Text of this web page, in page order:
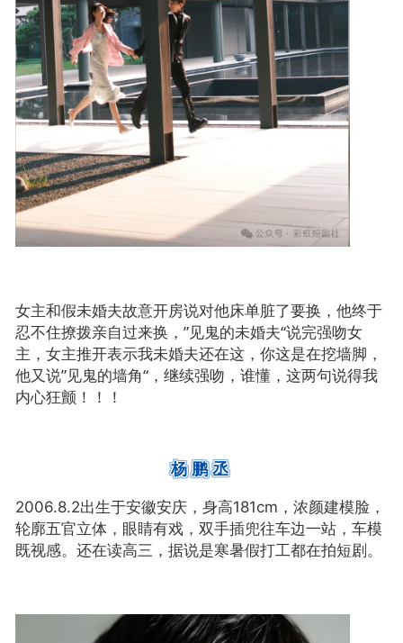
女主和假未婚夫故意开房说对他床单脏了要换，他终于
忍不住撩拨亲自过来换，”见鬼的未婚夫“说完强吻女
主，女主推开表示我未婚夫还在这，你这是在挖墙脚，
他又说”见鬼的墙角“，继续强吻，谁懂，这两句说得我
内心狂颤！！！
杨鹏丞
2006.8.2出生于安徽安庆，身高181cm，浓颜建模脸，
轮廓五官立体，眼睛有戏，双手插兜往车边一站，车模
既视感。还在读高三，据说是寒暑假打工都在拍短剧。